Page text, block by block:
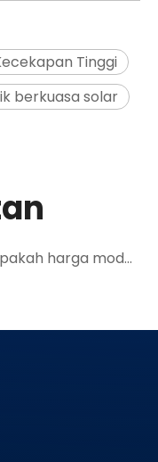
Tinggi
berkuasa solar
Berapakah harga modul sel solar GaAs simpang tiga ruang SC-3GA-3 dengan kecekapan 30%?